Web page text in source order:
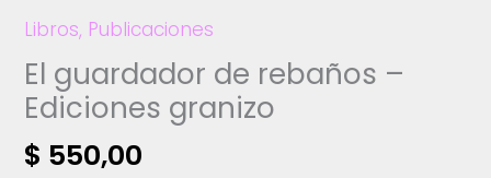
Libros, Publicaciones
El guardador de rebaños –
Ediciones granizo
$ 550,00